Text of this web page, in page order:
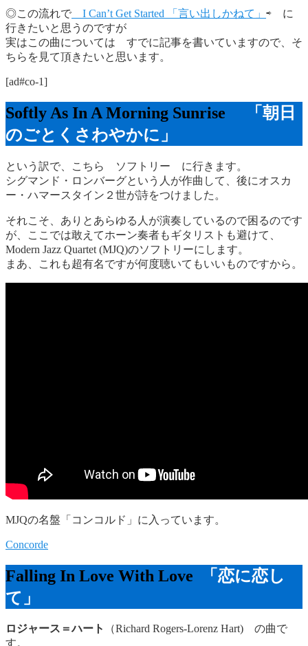
◎この流れで I Can’t Get Started 「言い出しかねて」 ⇨ に
行きたいと思うのですが
実はこの曲については すでに記事を書いていますので、そ
ちらを見て頂きたいと思います。
[ad#co-1]
Softly As In A Morning Sunrise 「朝日
のごとくさわやかに」
という訳で、こちら ソフトリー に行きます。
シグマンド・ロンバーグという人が作曲して、後にオスカ
ー・ハマースタイン２世が詩をつけました。
それこそ、ありとあらゆる人が演奏しているので困るのです
が、ここでは敢えてホーン奏者もギタリストも避けて、
Modern Jazz Quartet (MJQ)のソフトリーにします。
まあ、これも超有名ですが何度聴いてもいいものですから。
MJQの名盤「コンコルド」に入っています。
Concorde
Falling In Love With Love 「恋に恋し
て」
ロジャース＝ハート
（Richard Rogers-Lorenz Hart) の曲で
す。